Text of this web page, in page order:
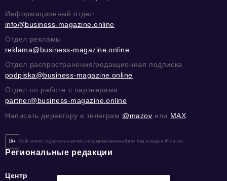
Информационный отдел
info@business-magazine.online
Отдел рекламы
reklama@business-magazine.online
Отдел распространения/редакционная подписка
podpiska@business-magazine.online
Отдел по работе с партнерами
partner@business-magazine.online
Написать директору в телеграм @mazov или MAX
16+ Сайт может содержать контент, не предназначенный для лиц младше 16-ти лет.
Региональные редакции
Центр